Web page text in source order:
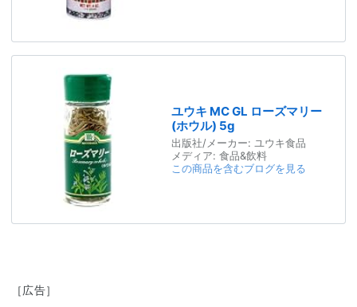
ユウキ MC GL ローズマリー
(ホウル) 5g
出版社/メーカー: ユウキ食品
メディア: 食品&飲料
この商品を含むブログを見る
［広告］